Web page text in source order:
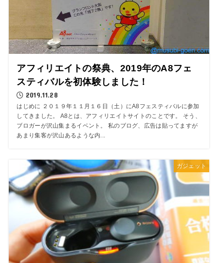
アフィリエイトの祭典、2019年のA8フェ
スティバルを初体験しました！
2019.11.28
はじめに ２０１９年１１月１６日（土）にA8フェスティバルに参加
してきました。 A8とは、アフィリエイトサイトのことです。 そう、
ブロガーが沢山集まるイベント。 私のブログ、広告は貼ってますが
あまり集客が沢山あるような内...
ガジェット